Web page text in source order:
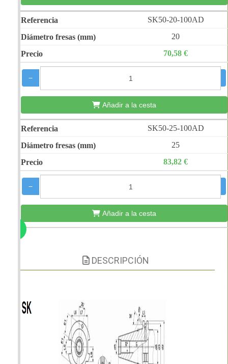
SK50-20-100AD
20
70,58 €
−
Añadir a la cesta
SK50-25-100AD
25
83,82 €
−
Añadir a la cesta
DESCRIPCIÓN